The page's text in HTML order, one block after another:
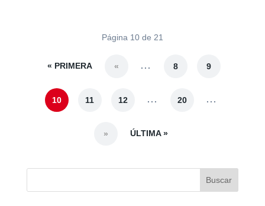
Página 10 de 21
« PRIMERA « ... 8 9
10 11 12 ... 20 ...
» ÚLTIMA »